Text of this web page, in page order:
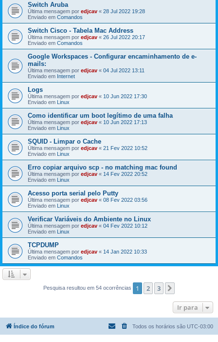
Switch Aruba
Última mensagem por edjcav « 28 Jul 2022 19:28
Enviado em Comandos
Switch Cisco - Tabela Mac Address
Última mensagem por edjcav « 26 Jul 2022 20:17
Enviado em Comandos
Google Workspaces - Configurar encaminhamento de e-
mails:
Última mensagem por edjcav « 04 Jul 2022 13:11
Enviado em Internet
Logs
Última mensagem por edjcav « 10 Jun 2022 17:30
Enviado em Linux
Como identificar um boot legítimo de uma falha
Última mensagem por edjcav « 10 Jun 2022 17:13
Enviado em Linux
SQUID - Limpar o Cache
Última mensagem por edjcav « 21 Fev 2022 10:52
Enviado em Linux
Erro copiar arquivo scp - no matching mac found
Última mensagem por edjcav « 14 Fev 2022 20:52
Enviado em Linux
Acesso porta serial pelo Putty
Última mensagem por edjcav « 08 Fev 2022 03:56
Enviado em Linux
Verificar Variáveis do Ambiente no Linux
Última mensagem por edjcav « 04 Fev 2022 10:12
Enviado em Linux
TCPDUMP
Última mensagem por edjcav « 14 Jan 2022 10:33
Enviado em Comandos
Pesquisa resultou em 54 ocorrências 1 2 3
Ir para
Índice do fórum Todos os horários são UTC-03:00